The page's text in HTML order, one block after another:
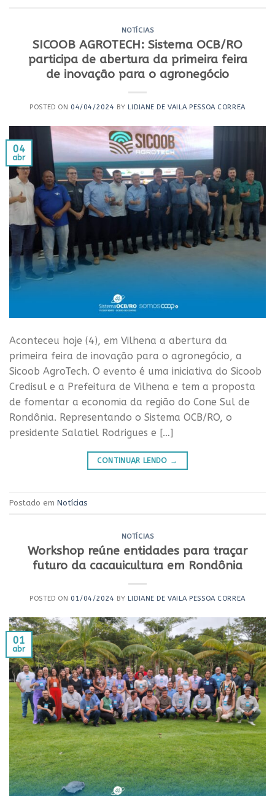
NOTÍCIAS
SICOOB AGROTECH: Sistema OCB/RO
participa de abertura da primeira feira
de inovação para o agronegócio
POSTED ON 04/04/2024 BY LIDIANE DE VAILA PESSOA CORREA
04
abr
Aconteceu hoje (4), em Vilhena a abertura da
primeira feira de inovação para o agronegócio, a
Sicoob AgroTech. O evento é uma iniciativa do Sicoob
Credisul e a Prefeitura de Vilhena e tem a proposta
de fomentar a economia da região do Cone Sul de
Rondônia. Representando o Sistema OCB/RO, o
presidente Salatiel Rodrigues e […]
CONTINUAR LENDO →
Postado em Notícias
NOTÍCIAS
Workshop reúne entidades para traçar
futuro da cacauicultura em Rondônia
POSTED ON 01/04/2024 BY LIDIANE DE VAILA PESSOA CORREA
01
abr